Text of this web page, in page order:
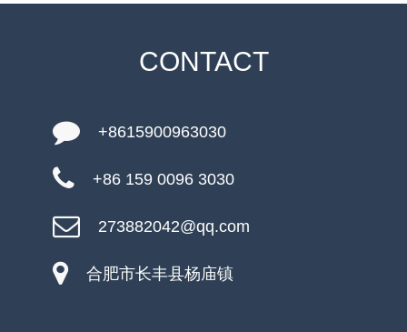
CONTACT
+8615900963030
+86 159 0096 3030
273882042@qq.com
合肥市长丰县杨庙镇